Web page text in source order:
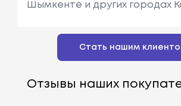
Шымкенте и других городах
Стать нашим
Отзывы наших